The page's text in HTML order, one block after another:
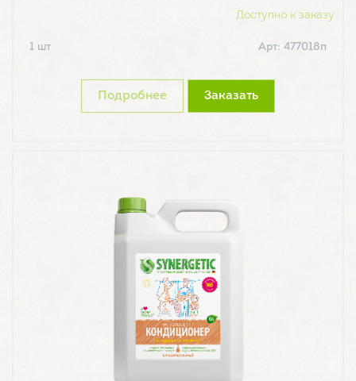
Доступно к заказу
1 шт Арт: 477018п
Подробнее Заказать